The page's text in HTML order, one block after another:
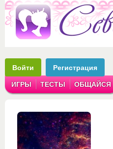
Войти Регистрация
ИГРЫ ТЕСТЫ ОБЩАЙСЯ